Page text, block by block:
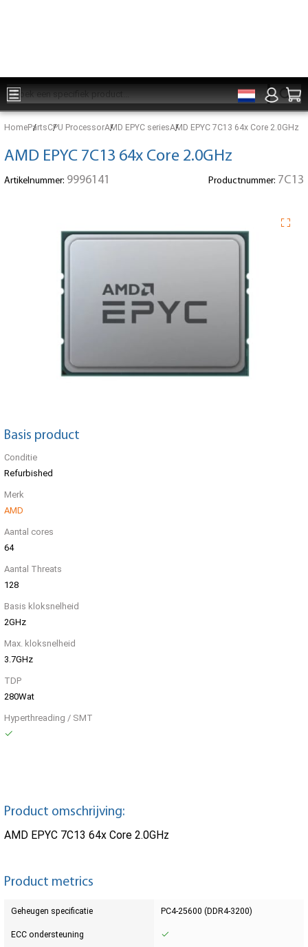
HomePartsCPU ProcessorAMD EPYC seriesAMD EPYC 7C13 64x Core 2.0GHz
AMD EPYC 7C13 64x Core 2.0GHz
Artikelnummer: 9996141 Productnummer: 7C13
Basis product
Conditie
Refurbished
Merk
AMD
Aantal cores
64
Aantal Threats
128
Basis kloksnelheid
2GHz
Max. kloksnelheid
3.7GHz
TDP
280Wat
Hyperthreading / SMT
Product omschrijving:
AMD EPYC 7C13 64x Core 2.0GHz
Product metrics
Geheugen specificatie PC4-25600 (DDR4-3200)
ECC ondersteuning